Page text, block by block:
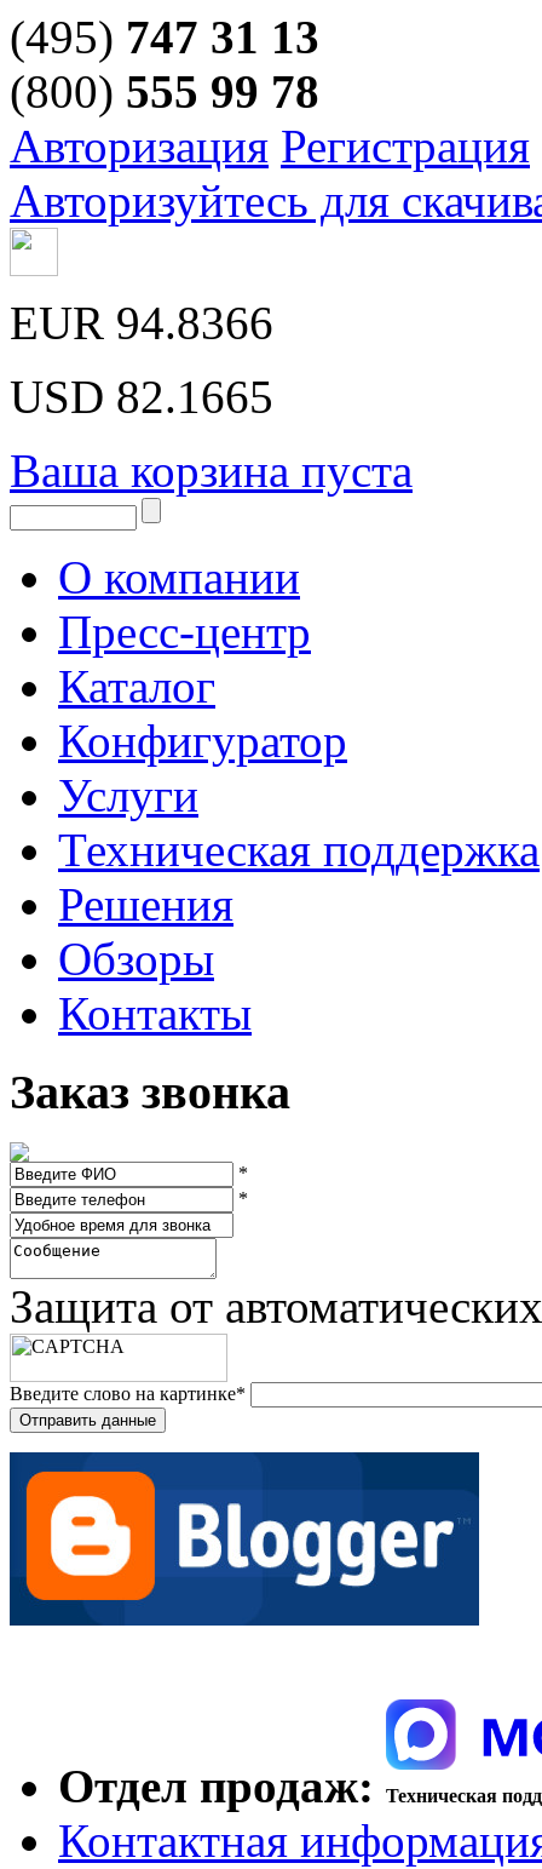
(495) 747 31 13
(800) 555 99 78
Авторизация Регистрация
Авторизуйтесь для
EUR 94.8366
USD 82.1665
Ваша корзина пуста
О компании
Пресс-центр
Каталог
Конфигуратор
Услуги
Техническая поддержка
Решения
Обзоры
Контакты
Заказ звонка
*
*
Защита от
Введите слово на картинке*
Отдел продаж: Техническая
Контактная